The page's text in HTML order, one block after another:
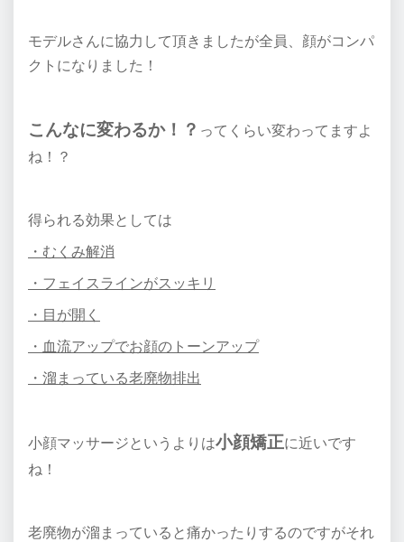
モデルさんに協力して頂きましたが全員、顔がコンパ
クトになりました！
こんなに変わるか！？ ってくらい変わってますよ
ね！？
得られる効果としては
・むくみ解消
・フェイスラインがスッキリ
・目が開く
・血流アップでお顔のトーンアップ
・溜まっている老廃物排出
小顔マッサージというよりは小顔矯正に近いです
ね！
老廃物が溜まっていると痛かったりするのですがそれ